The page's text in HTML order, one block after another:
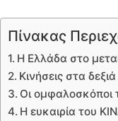
Πίνακας
Η Ελλάδα στο
Κινήσεις στα
Οι ομφαλοσκόποι
Η ευκαιρία του